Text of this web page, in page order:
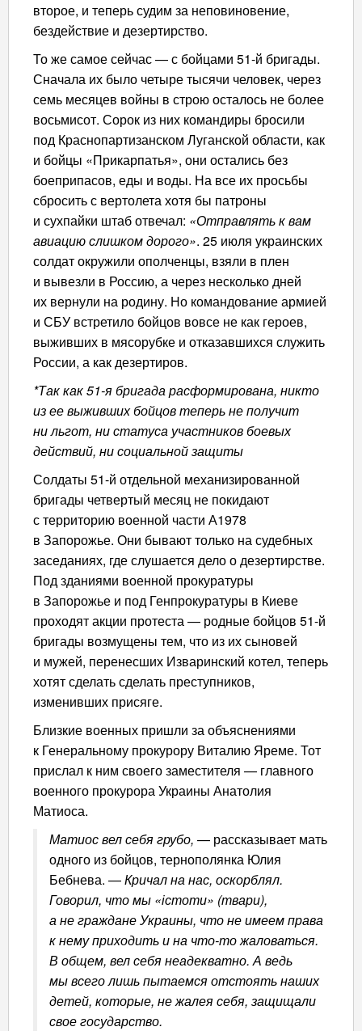
второе, и теперь судим за неповиновение,
бездействие и дезертирство.
То же самое сейчас — с бойцами 51-й бригады.
Сначала их было четыре тысячи человек, через
семь месяцев войны в строю осталось не более
восьмисот. Сорок из них командиры бросили
под Краснопартизанском Луганской области, как
и бойцы «Прикарпатья», они остались без
боеприпасов, еды и воды. На все их просьбы
сбросить с вертолета хотя бы патроны
и сухпайки штаб отвечал: «Отправлять к вам
авиацию слишком дорого». 25 июля украинских
солдат окружили ополченцы, взяли в плен
и вывезли в Россию, а через несколько дней
их вернули на родину. Но командование армией
и СБУ встретило бойцов вовсе не как героев,
выживших в мясорубке и отказавшихся служить
России, а как дезертиров.
*Так как 51-я бригада расформирована, никто
из ее выживших бойцов теперь не получит
ни льгот, ни статуса участников боевых
действий, ни социальной защиты
Солдаты 51-й отдельной механизированной
бригады четвертый месяц не покидают
с территорию военной части А1978
в Запорожье. Они бывают только на судебных
заседаниях, где слушается дело о дезертирстве.
Под зданиями военной прокуратуры
в Запорожье и под Генпрокуратуры в Киеве
проходят акции протеста — родные бойцов 51-й
бригады возмущены тем, что из их сыновей
и мужей, перенесших Изваринский котел, теперь
хотят сделать сделать преступников,
изменивших присяге.
Близкие военных пришли за объяснениями
к Генеральному прокурору Виталию Яреме. Тот
прислал к ним своего заместителя — главного
военного прокурора Украины Анатолия
Матиоса.
Матиос вел себя грубо, — рассказывает мать
одного из бойцов, тернополянка Юлия
Бебнева. —Кричал на нас, оскорблял.
Говорил, что мы «істоти» (твари),
а не граждане Украины, что не имеем права
к нему приходить и на что-то жаловаться.
В общем, вел себя неадекватно. А ведь
мы всего лишь пытаемся отстоять наших
детей, которые, не жалея себя, защищали
свое государство.